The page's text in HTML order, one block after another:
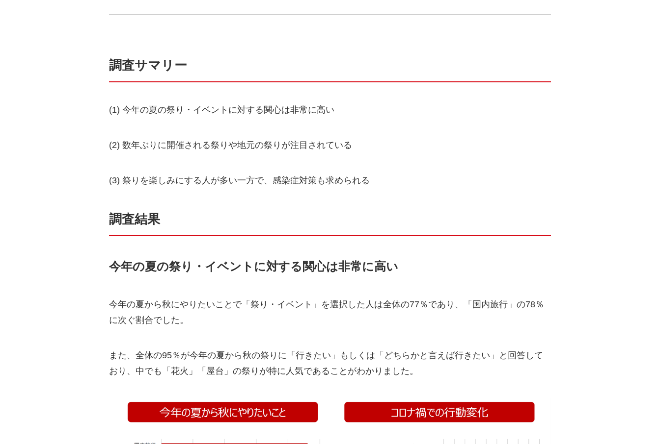
調査サマリー
(1) 今年の夏の祭り・イベントに対する関心は非常に高い
(2) 数年ぶりに開催される祭りや地元の祭りが注目されている
(3) 祭りを楽しみにする人が多い一方で、感染症対策も求められる
調査結果
今年の夏の祭り・イベントに対する関心は非常に高い
今年の夏から秋にやりたいことで「祭り・イベント」を選択した人は全体の77％であり、「国内旅行」の78％
に次ぐ割合でした。
また、全体の95％が今年の夏から秋の祭りに「行きたい」もしくは「どちらかと言えば行きたい」と回答して
おり、中でも「花火」「屋台」の祭りが特に人気であることがわかりました。